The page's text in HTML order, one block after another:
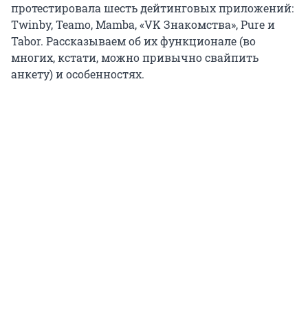
протестировала шесть дейтинговых приложений:
Twinby, Teamo, Mamba, «VK Знакомства», Pure и
Tabor. Рассказываем об их функционале (во
многих, кстати, можно привычно свайпить
анкету) и особенностях.